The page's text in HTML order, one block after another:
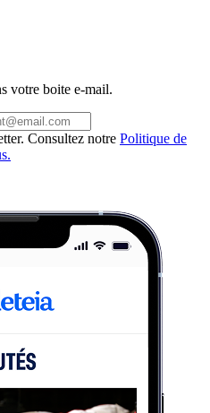
votre boite e-mail.
Consultez notre Politique de